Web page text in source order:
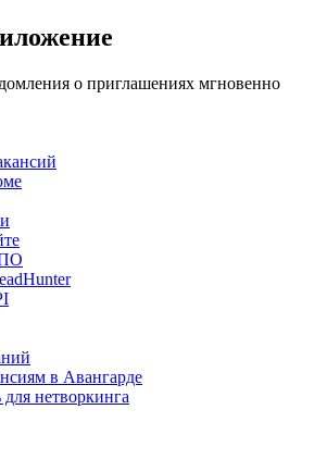
о приглашениях мгновенно
ПО
в Авангарде
для нетворкинга